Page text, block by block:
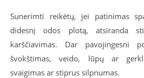
Sunerimti reikėtų, jei patinimas
didesnį odos plotą, atsiranda
karščiavimas. Dar pavojingesni
švokštimas, veido, lūpų ar
svaigimas ar stiprus silpnumas.